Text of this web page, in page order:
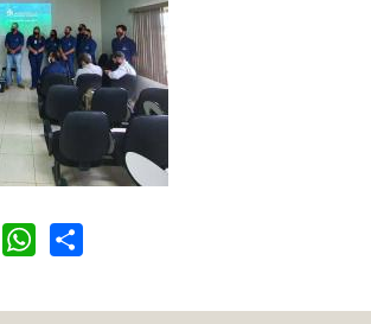
PinterestWhatsApp